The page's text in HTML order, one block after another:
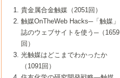
8号 高機能化ポリオレフィンに向けた重合
触媒の最近の進展
7号 持続可能社会実現のための触媒および
触媒関連技術
5号 若手会員による触媒研究の未来展望1：
企業編
6号 第102回触媒討論会
7号 触媒・化学反応における計算化学の進
8号 若手研究者による触媒研究の未来展望
5号 こんな物質，あんな物質―新たな触媒
の可能性―
7号 『結晶の化学』を活かした触媒研究
8号 イオン液体の応用
5号 水素製造・貯蔵のための触媒技術の新
しい展開
6号 第98回触媒討論会
7号 基礎化学品製造の触媒技術
8号 多機能型リアクター
4号 水分解用光触媒材料
5号 時間分解分光の進歩と応用
6号 第96回触媒討論会
8号 超臨界流体を用いた化学プロセスの新
2号 第93回触媒討論会
3号 特殊エネルギー場の触媒反応
4号 生体内における金属の触媒作用
5号 ファインケミカルズの展開に寄与する
6号 第94回触媒討論会
1号 なぜこの触媒が良いのか？
2号 第91回触媒討論会
3号 最近の自動車排ガス処理技術
4号 触媒研究の現状と将来─第90回触媒討論
5号 基礎化学品製造の触媒技術
▼44巻（2002年）
1号 高次制御された触媒の化学
2号 第89回触媒討論会
3号 触媒を利用した電気化学の新展開
4号 ナノ材料の調製と機能化
▼43巻（2001年）
1号 グリーンケミストリーと触媒
2号 第87回触媒討論会特集号
3号 生体触媒とバイオプロセス
▼42巻（2000年）
1号 触媒反応工学の明日を拓く
2号 第85回触媒討論会
▼41巻（1999年）
1号 孔、穴、あな?-特異な空間とその利用-
▼40巻（1998年）
貴金属合金触媒（2051回）
触媒OnTheWeb Hacks─「触媒」
誌のウェブサイトを使う─（1659
回）
光触媒はどこまでわかったか
（1091回）